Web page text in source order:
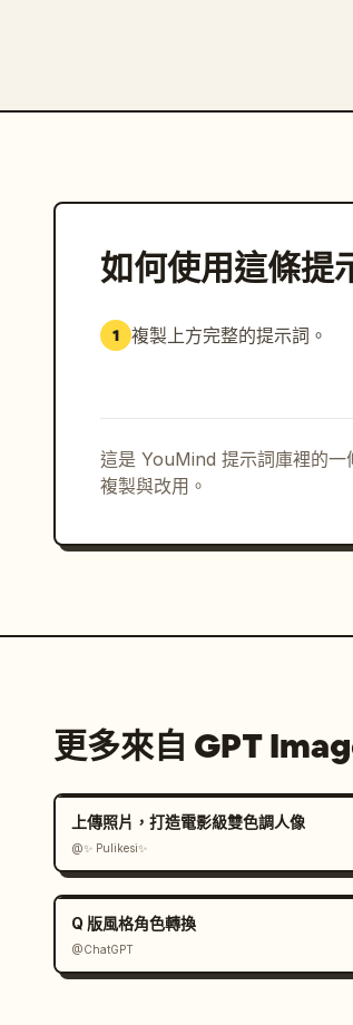
如何使用這條提
1 複製上方完整的提示詞。
這是 YouMind 提示詞庫裡的
複製與改用。
更多來自 GPT
上傳照片，打造電影級雙色調人像
@✨ Pulikesi✨
Q 版風格角色轉換
@ChatGPT